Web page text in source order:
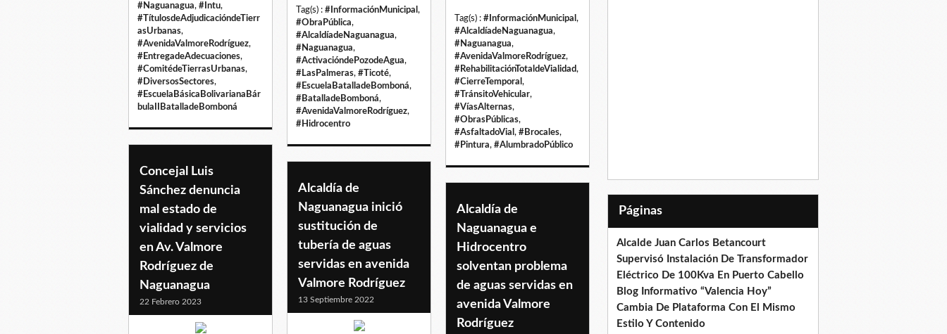
Tag(s) : #InformaciónMunicipal ,
#AlcaldíadeNaguanagua,
#Naguanagua,
#AvenidaValmoreRodríguez,
#RehabilitaciónTotaldeVialidad,
#CierreTemporal ,
#TránsitoVehicular,
#VíasAlternas,
#ObrasPúblicas,
#AsfaltadoVial , #Brocales,
#Pintura, #AlumbradoPúblico
#Naguanagua, #Intu,
#TítulosdeAdjudicacióndeTierr
asUrbanas,
#AvenidaValmoreRodríguez,
#EntregadeAdecuaciones,
#ComitédeTierrasUrbanas,
#DiversosSectores,
#EscuelaBásicaBolivarianaBár
bulaIIBatalladeBomboná
Tag(s) : #InformaciónMunicipal ,
#ObraPública,
#AlcaldíadeNaguanagua,
#Naguanagua,
#ActivacióndePozodeAgua,
#LasPalmeras, #Ticoté,
#EscuelaBatalladeBomboná,
#BatalladeBomboná,
#AvenidaValmoreRodríguez,
#Hidrocentro
Concejal Luis
Sánchez denuncia
mal estado de
vialidad y servicios
en Av. Valmore
Rodríguez de
Naguanagua
22 Febrero 2023
Alcaldía de
Naguanagua inició
sustitución de
tubería de aguas
servidas en avenida
Valmore Rodríguez
13 Septiembre 2022
Alcaldía de
Naguanagua e
Hidrocentro
solventan problema
de aguas servidas en
avenida Valmore
Rodríguez
Páginas
Alcalde Juan Carlos Betancourt
Supervisó Instalación De Transformador
Eléctrico De 100Kva En Puerto Cabello
Blog Informativo “Valencia Hoy”
Cambia De Plataforma Con El Mismo
Estilo Y Contenido